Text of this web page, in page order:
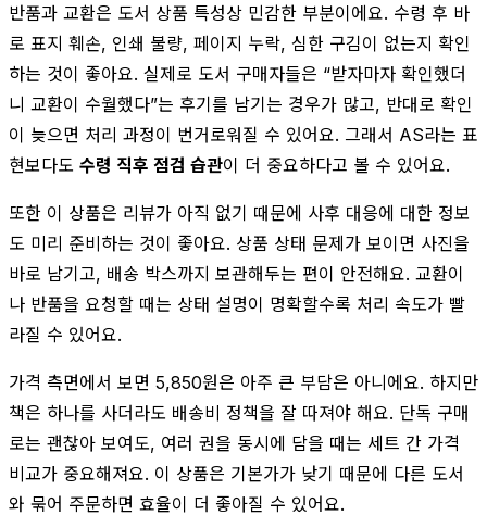
반품과 교환은 도서 상품 특성상 민감한 부분이에요. 수령 후 바
로 표지 훼손, 인쇄 불량, 페이지 누락, 심한 구김이 없는지 확인
하는 것이 좋아요. 실제로 도서 구매자들은 “받자마자 확인했더
니 교환이 수월했다”는 후기를 남기는 경우가 많고, 반대로 확인
이 늦으면 처리 과정이 번거로워질 수 있어요. 그래서 AS라는 표
현보다도 수령 직후 점검 습관이 더 중요하다고 볼 수 있어요.
또한 이 상품은 리뷰가 아직 없기 때문에 사후 대응에 대한 정보
도 미리 준비하는 것이 좋아요. 상품 상태 문제가 보이면 사진을
바로 남기고, 배송 박스까지 보관해두는 편이 안전해요. 교환이
나 반품을 요청할 때는 상태 설명이 명확할수록 처리 속도가 빨
라질 수 있어요.
가격 측면에서 보면 5,850원은 아주 큰 부담은 아니에요. 하지만
책은 하나를 사더라도 배송비 정책을 잘 따져야 해요. 단독 구매
로는 괜찮아 보여도, 여러 권을 동시에 담을 때는 세트 간 가격
비교가 중요해져요. 이 상품은 기본가가 낮기 때문에 다른 도서
와 묶어 주문하면 효율이 더 좋아질 수 있어요.